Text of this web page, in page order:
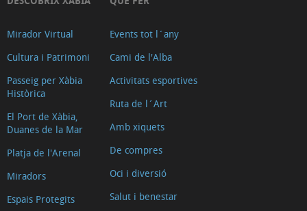
Menjar
emportar
de
de
menjar
a
Mirador Virtual
Cultura i Patrimoni
Passeig per Xàbia
Històrica
El Port de Xàbia,
Duanes de la Mar
Platja de l'Arenal
Miradors
Espais Protegits
Events tot l´any
Cami de l'Alba
Activitats esportives
Ruta de l´Art
Amb xiquets
De compres
Oci i diversió
Salut i benestar